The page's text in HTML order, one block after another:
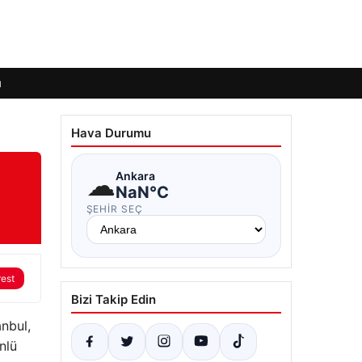
Hava Durumu
☁Ankara
NaN°C
ŞEHIR SEÇ
Bizi Takip Edin